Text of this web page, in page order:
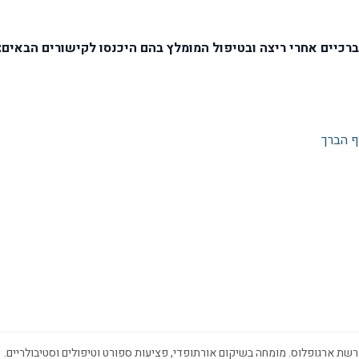
אחרי ריצה ובטיפול המומלץ בהם היכנסו לקישורים
הברך
ארגופלוס. מומחה בשיקום אורתופדי, פציעות ספורט וטיפולים וסטיבולריים.